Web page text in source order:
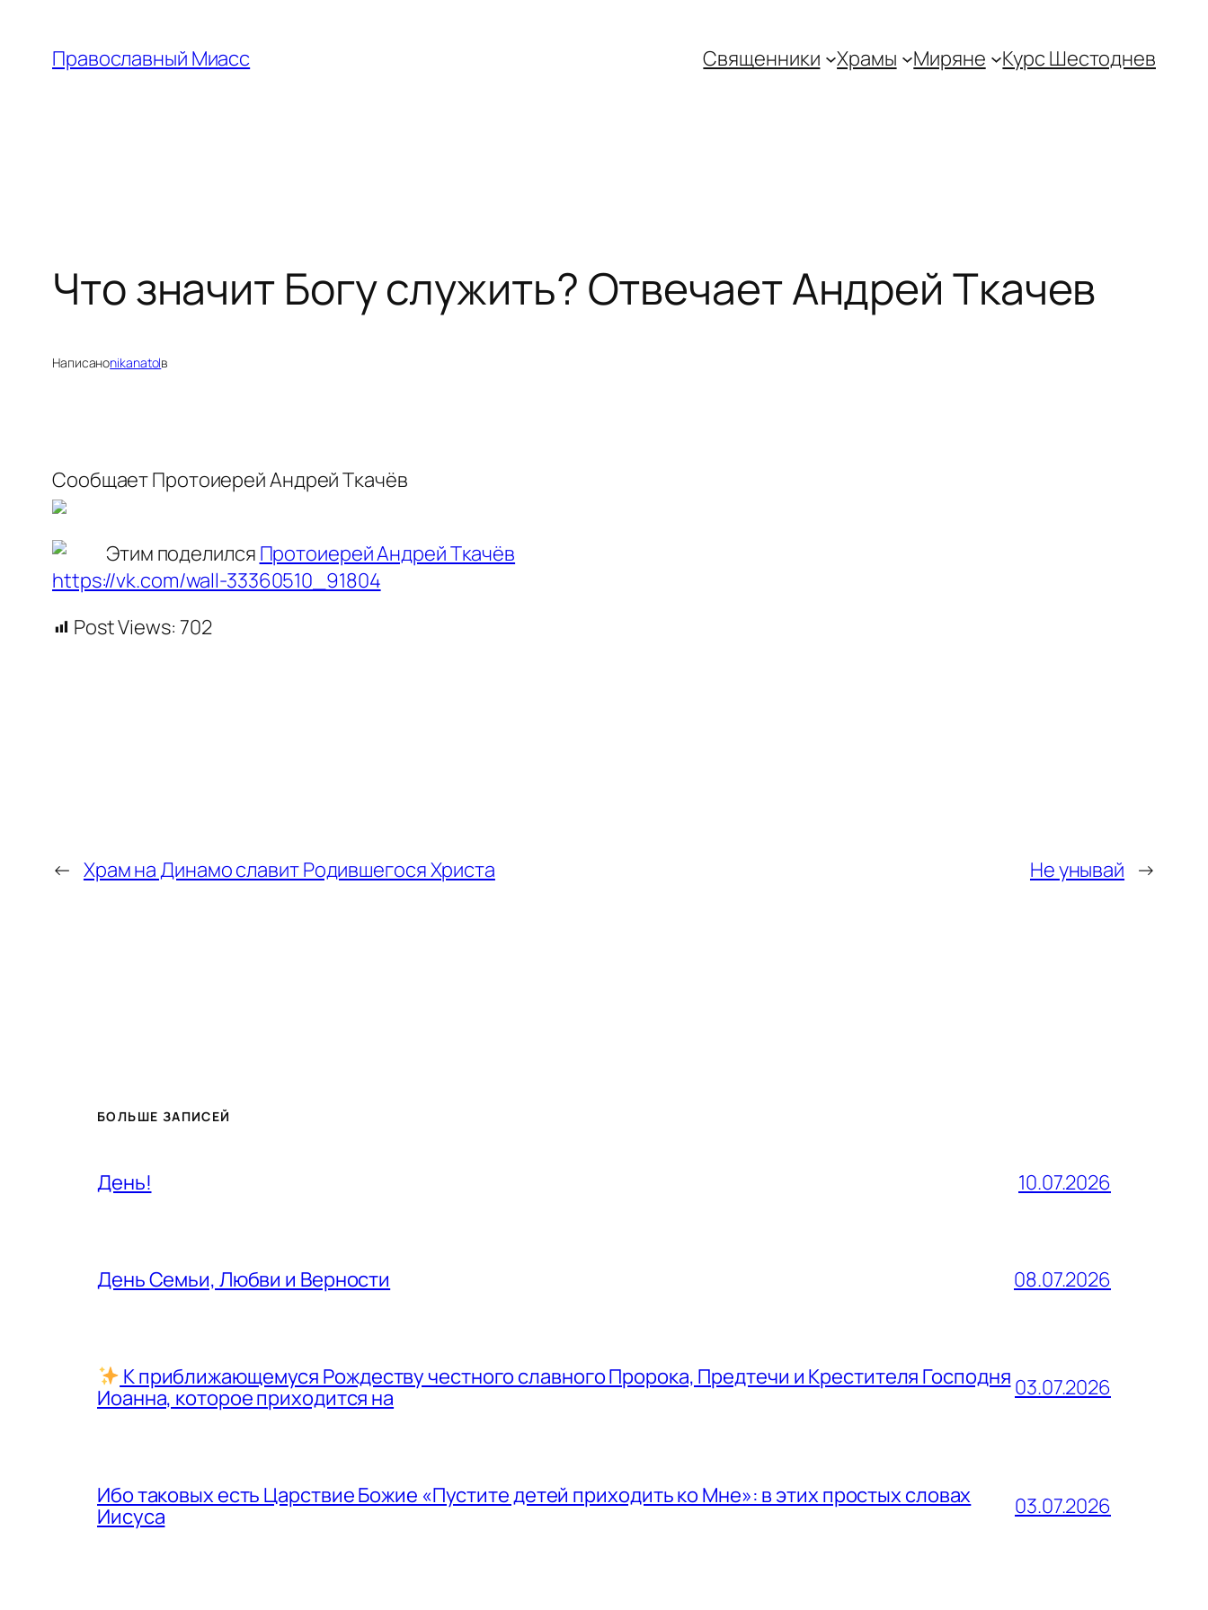
содержимому
Православный Миасс Священники Храмы Миряне Курс Шестоднев
Что значит Богу служить? Отвечает Андрей Ткачев
Написаноnikanatolв
Сообщает Протоиерей Андрей Ткачёв
Этим поделился Протоиерей Андрей Ткачёв
https://vk.com/wall-33360510_91804
Post Views: 702
← Храм на Динамо славит Родившегося Христа Не унывай →
БОЛЬШЕ ЗАПИСЕЙ
День! 10.07.2026
День Семьи, Любви и Верности 08.07.2026
К приближающемуся Рождеству честного славного Пророка, Предтечи и Крестителя Господня
Иоанна, которое приходится на
03.07.2026
Ибо таковых есть Царствие Божие «Пустите детей приходить ко Мне»: в этих простых словах
Иисуса
03.07.2026